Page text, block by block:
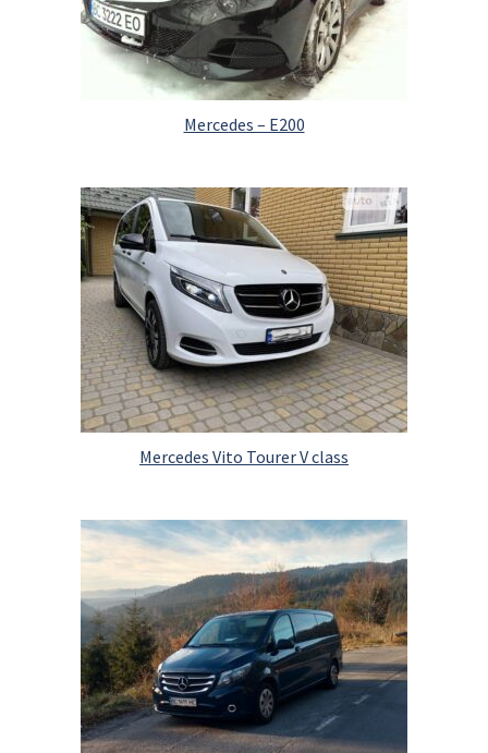
Mercedes – E200
Mercedes Vito Tourer V class